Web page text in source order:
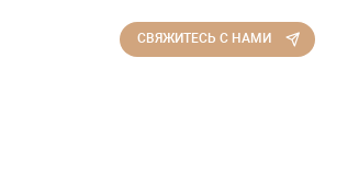
СВЯЖИТЕСЬ С НАМИ